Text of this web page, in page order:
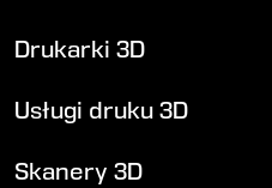
Drukarki 3D
Usługi druku 3D
Skanery 3D